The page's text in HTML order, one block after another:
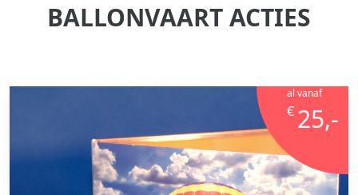
BALLONVAART ACTIES
al vanaf
€ 25,-